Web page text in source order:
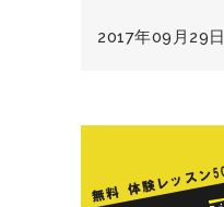
2017年09月29日